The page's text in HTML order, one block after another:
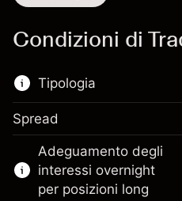
Condizioni di
Tipologia
Questo strumento
per il trading di CFD e
Scopri di più su:
Spread
Adeguamento degli
interessi overnight
per posizioni long